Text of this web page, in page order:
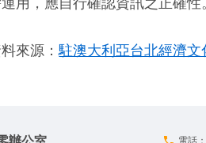
來源：駐澳大利亞台北經濟文
電話